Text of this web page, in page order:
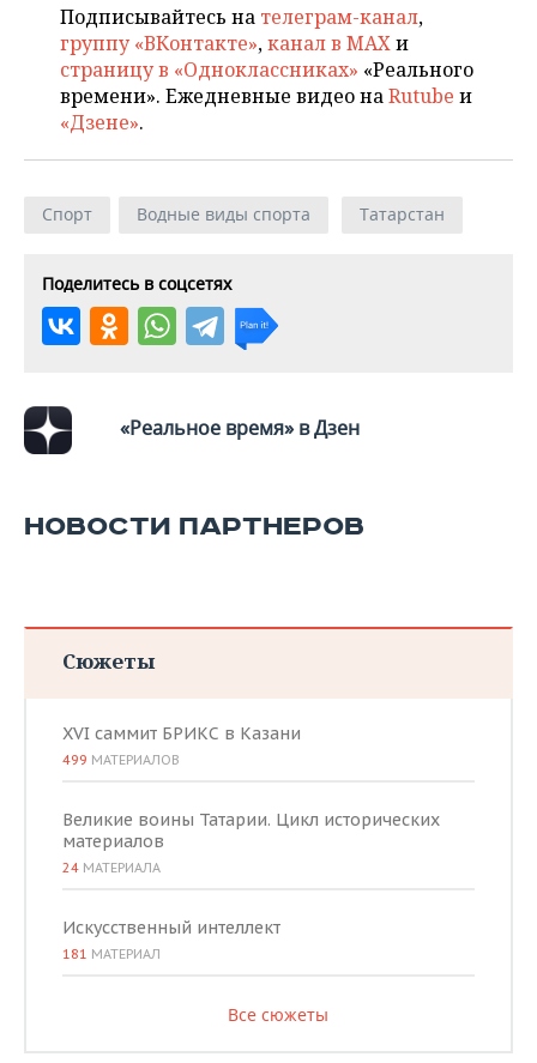
ВОДНЫЕ ВИДЫ СПОРТА
ХОККЕЙ С МЯЧОМ
ОБРАЗОВАНИЕ
ПРОИСШЕСТВИЯ
Подписывайтесь на телеграм-канал,
группу «ВКонтакте»,канал в MAXи
страницу в «Одноклассниках» «Реального
времени». Ежедневные видео наRutube и
«Дзене».
Спорт Водные виды спорта Татарстан
Поделитесь в соцсетях
«Реальное время» в Дзен
НОВОСТИ ПАРТНЕРОВ
Сюжеты
XVI саммит БРИКС в Казани
499 МАТЕРИАЛОВ
Великие воины Татарии. Цикл исторических
материалов
24 МАТЕРИАЛА
Искусственный интеллект
181 МАТЕРИАЛ
Все сюжеты